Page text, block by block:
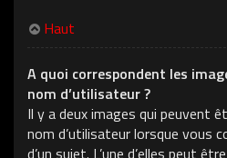
Haut
A quoi correspondent les
nom d’utilisateur ?
Il y a deux images qui peuvent
nom d’utilisateur lorsque vous
d’un sujet. L’une d’elles peut